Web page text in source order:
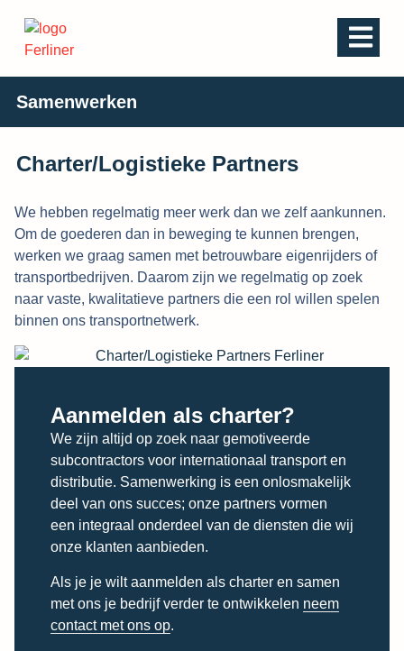
Samenwerken
Charter/Logistieke Partners​
We hebben regelmatig meer werk dan we zelf aankunnen.
Om de goederen dan in beweging te kunnen brengen,
werken we graag samen met betrouwbare eigenrijders of
transportbedrijven. Daarom zijn we regelmatig op zoek
naar vaste, kwalitatieve partners die een rol willen spelen
binnen ons transportnetwerk.
Aanmelden als charter?​
We zijn altijd op zoek naar gemotiveerde
subcontractors voor internationaal transport en
distributie. Samenwerking is een onlosmakelijk
deel van ons succes; onze partners vormen
een integraal onderdeel van de diensten die wij
onze klanten aanbieden.
Als je je wilt aanmelden als charter en samen
met ons je bedrijf verder te ontwikkelen neem
contact met ons op.